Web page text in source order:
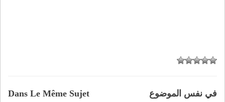
Dans Le Même Sujet في نفس الموضوع